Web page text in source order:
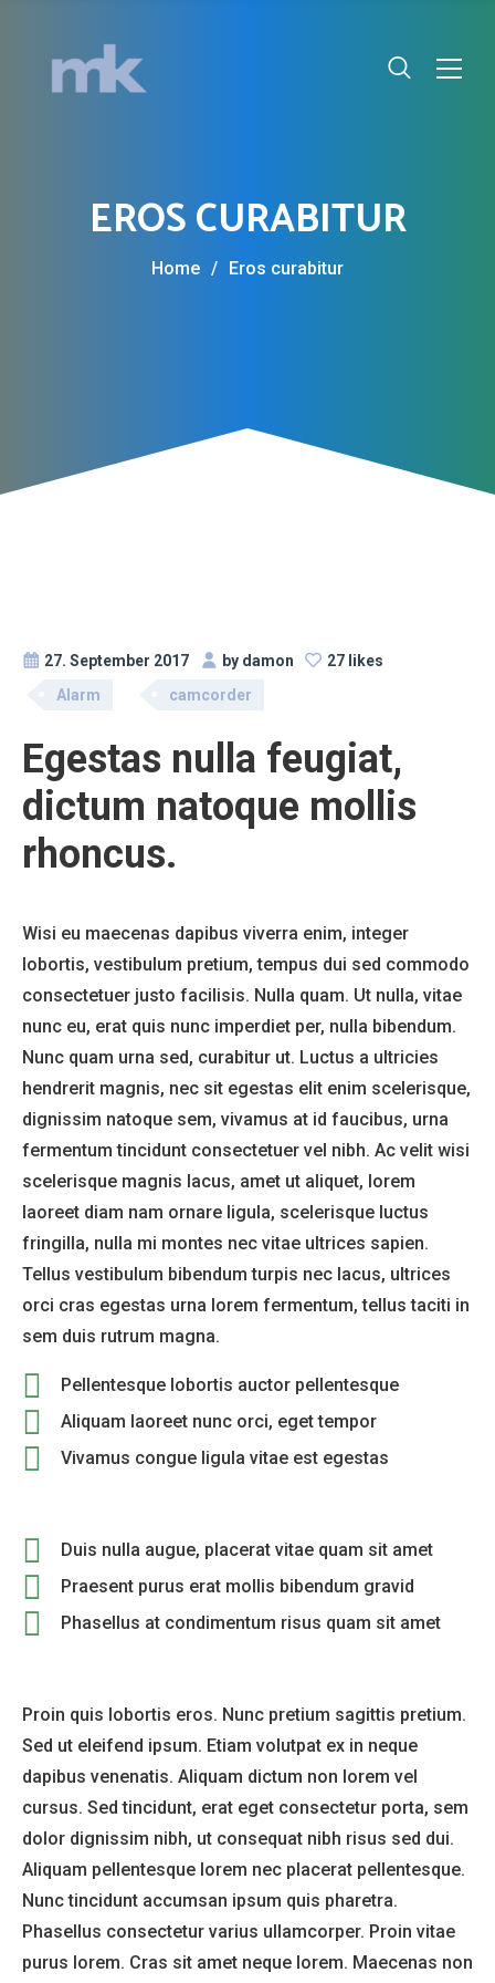
EROS CURABITUR
Home / Eros curabitur
27. September 2017 by damon
27 likes
Alarm
camcorder
Egestas nulla feugiat,
dictum natoque mollis
rhoncus.
Wisi eu maecenas dapibus viverra enim, integer
lobortis, vestibulum pretium, tempus dui sed commodo
consectetuer justo facilisis. Nulla quam. Ut nulla, vitae
nunc eu, erat quis nunc imperdiet per, nulla bibendum.
Nunc quam urna sed, curabitur ut. Luctus a ultricies
hendrerit magnis, nec sit egestas elit enim scelerisque,
dignissim natoque sem, vivamus at id faucibus, urna
fermentum tincidunt consectetuer vel nibh. Ac velit wisi
scelerisque magnis lacus, amet ut aliquet, lorem
laoreet diam nam ornare ligula, scelerisque luctus
fringilla, nulla mi montes nec vitae ultrices sapien.
Tellus vestibulum bibendum turpis nec lacus, ultrices
orci cras egestas urna lorem fermentum, tellus taciti in
sem duis rutrum magna.
Pellentesque lobortis auctor pellentesque
Aliquam laoreet nunc orci, eget tempor
Vivamus congue ligula vitae est egestas
Duis nulla augue, placerat vitae quam sit amet
Praesent purus erat mollis bibendum gravid
Phasellus at condimentum risus quam sit amet
Proin quis lobortis eros. Nunc pretium sagittis pretium.
Sed ut eleifend ipsum. Etiam volutpat ex in neque
dapibus venenatis. Aliquam dictum non lorem vel
cursus. Sed tincidunt, erat eget consectetur porta, sem
dolor dignissim nibh, ut consequat nibh risus sed dui.
Aliquam pellentesque lorem nec placerat pellentesque.
Nunc tincidunt accumsan ipsum quis pharetra.
Phasellus consectetur varius ullamcorper. Proin vitae
purus lorem. Cras sit amet neque lorem. Maecenas non